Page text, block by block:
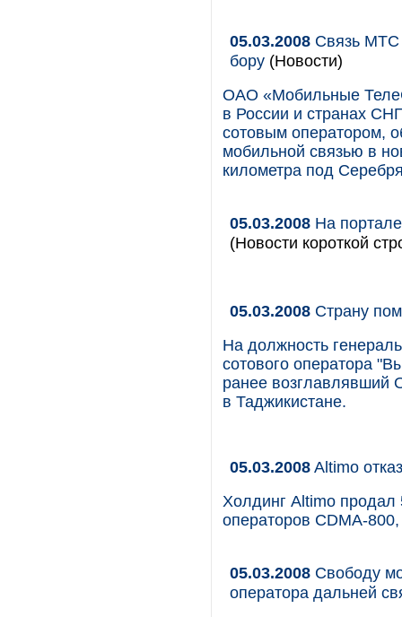
05.03.2008 Связь МТС
бору (Новости)
ОАО «Мобильные
в России и странах
сотовым оператором,
мобильной связью в
километра под
05.03.2008 На
(Новости короткой
05.03.2008 Страну
На должность
сотового оператора
ранее возглавлявший
в Таджикистане.
05.03.2008Altimo
Холдинг Altimo
операторов CDMA-
05.03.2008 Свободу
оператора дальней